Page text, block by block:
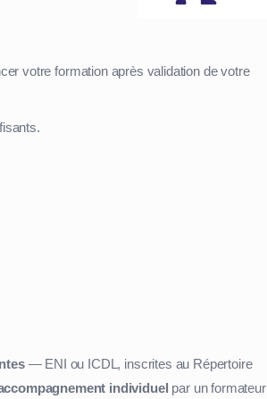
votre formation après validation de votre
— ENI ou ICDL, inscrites au Répertoire
individuel par un formateur